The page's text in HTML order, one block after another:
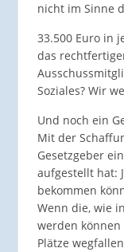
nicht im Sinne
33.500 Euro in
das
Soziales? Wir
Und noch ein
Mit der
Gesetzgeber
aufgestellt hat:
bekommen
Wenn die, wie
werden
Plätze